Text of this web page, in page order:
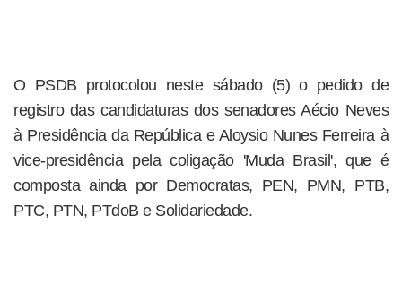
O PSDB protocolou neste sábado (5) o pedido de
registro das candidaturas dos senadores Aécio Neves
à Presidência da República e Aloysio Nunes Ferreira à
vice-presidência pela coligação 'Muda Brasil', que é
composta ainda por Democratas, PEN, PMN, PTB,
PTC, PTN, PTdoB e Solidariedade.